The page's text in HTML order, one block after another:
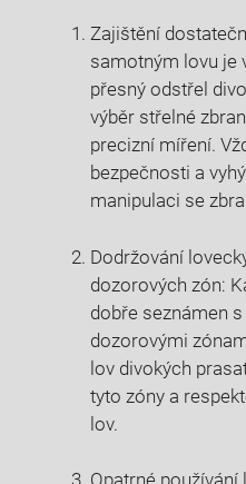
Zajištění
samotným lovu je
přesný odstřel
výběr ‍střelné
precizní míření.
bezpečnosti ⁤a
manipulaci se
Dodržování
dozorových zón:
dobře seznámen
dozorovými
lov ⁤divokých
⁢tyto ‌zóny a
lov.